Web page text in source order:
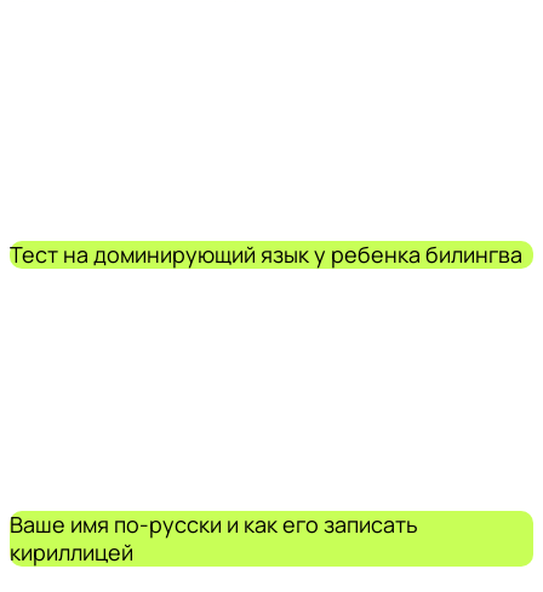
Тест на доминирующий язык у ребенка билингва
Ваше имя по-русски и как его записать
кириллицей